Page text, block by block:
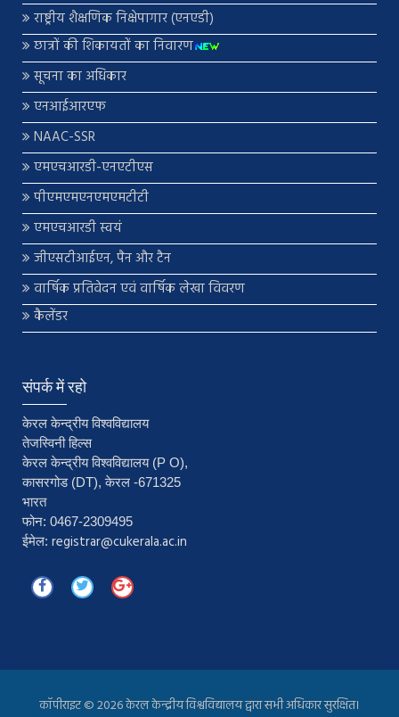
राष्ट्रीय शैक्षणिक निक्षेपागार (एनएडी)
छात्रों की शिकायतों का निवारण
सूचना का अधिकार
एनआईआरएफ
NAAC-SSR
एमएचआरडी-एनएटीएस
पीएमएमएनएमएमटीटी
एमएचआरडी स्वयं
जीएसटीआईएन, पैन और टैन
वार्षिक प्रतिवेदन एवं वार्षिक लेखा विवरण
कैलेंडर
संपर्क में रहो
केरल केन्द्रीय विश्वविद्यालय
तेजस्विनी हिल्स
केरल केन्द्रीय विश्वविद्यालय (P O),
कासरगोड (DT), केरल -671325
भारत
फोन: 0467-2309495
ईमेल: registrar@cukerala.ac.in
कॉपीराइट ©2026 केरल केन्द्रीय विश्वविद्यालय द्वारा सभी अधिकार सुरक्षित।